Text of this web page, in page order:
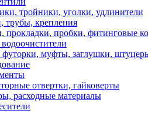
тройники, уголки, удлинители
трубы, крепления
прокладки, пробки, фитинговые
муфты, заглушки,
отвертки, гайковерты
расходные материалы